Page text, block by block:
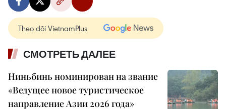
Theo dõi VietnamPlus
СМОТРЕТЬ ДАЛЕЕ
Ниньбинь номинирован на звание
«Ведущее новое туристическое
направление Азии 2026 года»